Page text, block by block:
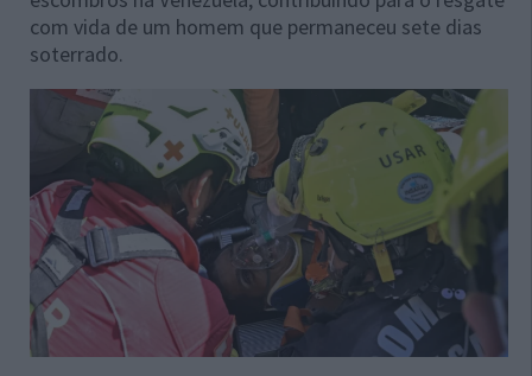
com vida de um homem que permaneceu sete dias
soterrado.